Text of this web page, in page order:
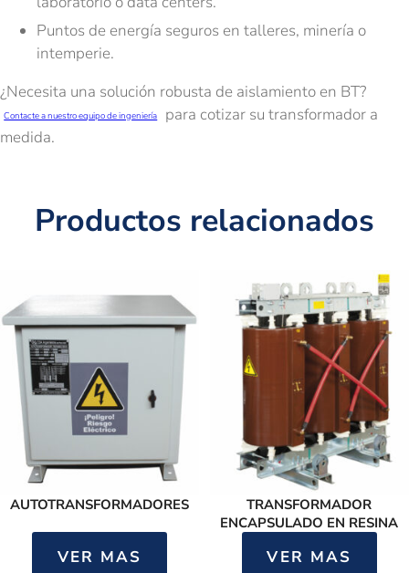
Puntos de energía seguros en talleres, minería o
intemperie.
¿Necesita una solución robusta de aislamiento en BT?
Contacte a nuestro equipo de ingeniería
para cotizar su transformador a
medida.
Productos relacionados
AUTOTRANSFORMADORES
VER MAS
TRANSFORMADOR
ENCAPSULADO EN RESINA
VER MAS